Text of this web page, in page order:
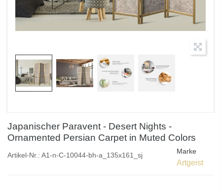
Japanischer Paravent - Desert Nights -
Ornamented Persian Carpet in Muted Colors
Artikel-Nr.: A1-n-C-10044-bh-a_135x161_sj Marke
Artgeist